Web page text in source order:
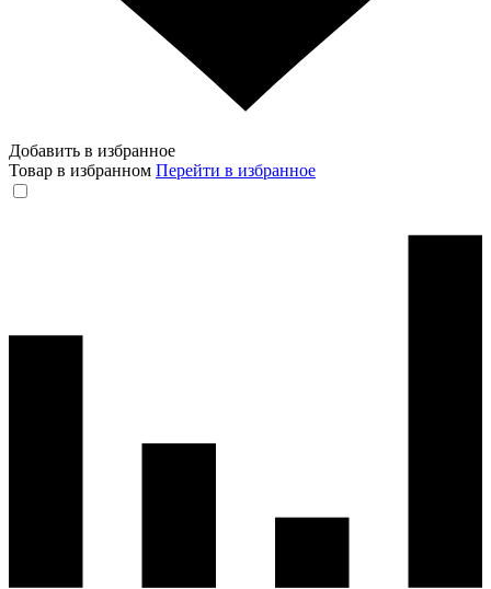
Добавить в избранное
Товар в избранном Перейти в избранное